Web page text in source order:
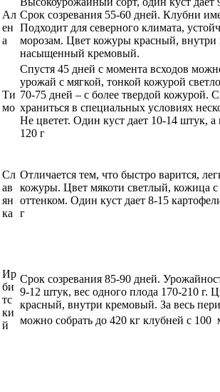
Ал
ен
а
Срок созревания 55-60 дней. Клубни
Подходит для северного климата,
морозам. Цвет кожуры красный, внутри
насыщенный кремовый.
Ти
мо
Спустя 45 дней с момента всходов
урожай с мягкой, тонкой кожурой
70-75 дней – с более твердой кожурой.
храниться в специальных условиях
Не цветет. Один куст дает 10-14 штук, а
120 г
Сл
ав
ян
ка
Отличается тем, что быстро варится,
кожуры. Цвет мякоти светлый, кожица
оттенком. Один куст дает 8-15
г
Ир
би
тс
ки
й
Срок созревания 85-90 дней.
9-12 штук, вес одного плода 170-210 г.
красный, внутри кремовый. За весь
можно собрать до 420 кг клубней с 100